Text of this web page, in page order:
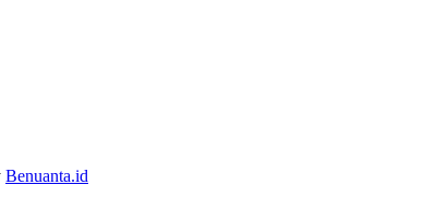
Benuanta.id